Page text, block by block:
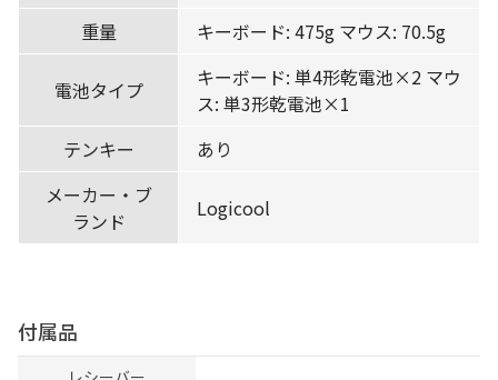
重量
キーボード: 475g マウス: 70.5g
電池タイプ
キーボード: 単4形乾電池×2 マウ
ス: 単3形乾電池×1
テンキー
あり
メーカー・ブ
ランド
Logicool
付属品